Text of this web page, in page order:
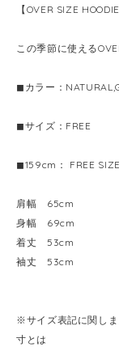
【OVER SIZE
この季節に使える
◼︎カラー：
◼︎サイズ：FREE
◼︎159cm： FREE
肩幅 65cm
身幅 69cm
着丈 53cm
袖丈 53cm
※サイズ表記に関し
寸とは